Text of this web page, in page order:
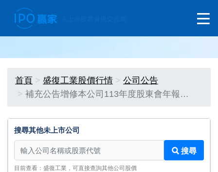
首頁 盛復工業股價行情
公司公告
補充公告增修本公司113年度股東會年報…
搜尋其他未上市公司
搜尋其他未上市公司
搜尋
目前查看：盛復工業，可直接查詢其他公司股價